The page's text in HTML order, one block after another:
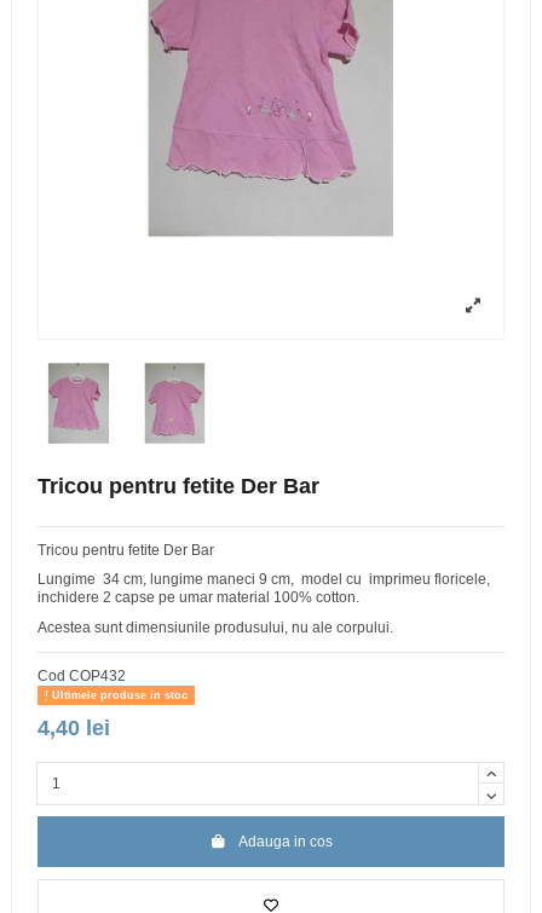
Tricou pentru fetite Der Bar
Tricou pentru fetite Der Bar
Lungime 34 cm, lungime maneci 9 cm, model cu imprimeu floricele,
inchidere 2 capse pe umar material 100% cotton.
Acestea sunt dimensiunile produsului, nu ale corpului.
Cod COP432
Ultimele produse in stoc
4,40 lei
Adauga in cos